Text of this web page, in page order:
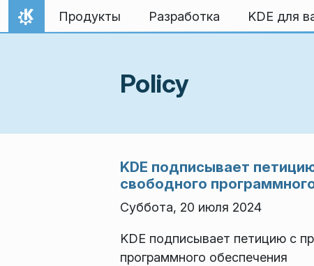
Перейти к содержимому
На главную
Продукты Разработка KDE для
Policy
KDE подписывает
свободного
Суббота, 20 июля 2024
KDE подписывает петицию с
программного обеспечения